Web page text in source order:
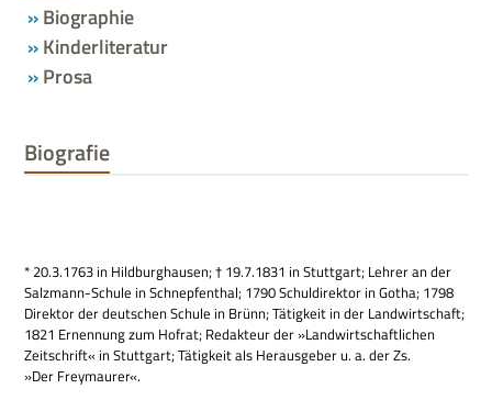
Biographie
Kinderliteratur
Prosa
Biografie
* 20.3.1763 in Hild­burg­hau­sen; † 19.7.1831 in Stutt­gart; Leh­rer an der
Salz­mann-Schule in Schnep­fen­thal; 1790 Schul­di­rek­tor in Gotha; 1798
Direk­tor der deut­schen Schule in Brünn; Tätig­keit in der Land­wirt­schaft;
1821 Ernen­nung zum Hof­rat; Redak­teur der »Land­wirt­schaft­li­chen
Zeit­schrift« in Stutt­gart; Tätig­keit als Her­aus­ge­ber u. a. der Zs.
»Der Freymaurer«.